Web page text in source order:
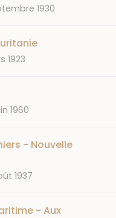
1930
1923
1960
- Nouvelle
1937
- Aux